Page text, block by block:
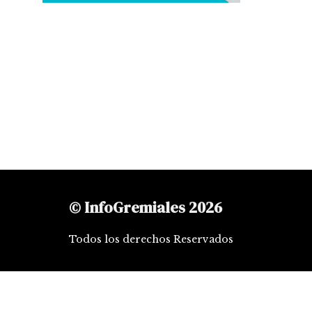
© InfoGremiales 2026
Todos los derechos Reservados